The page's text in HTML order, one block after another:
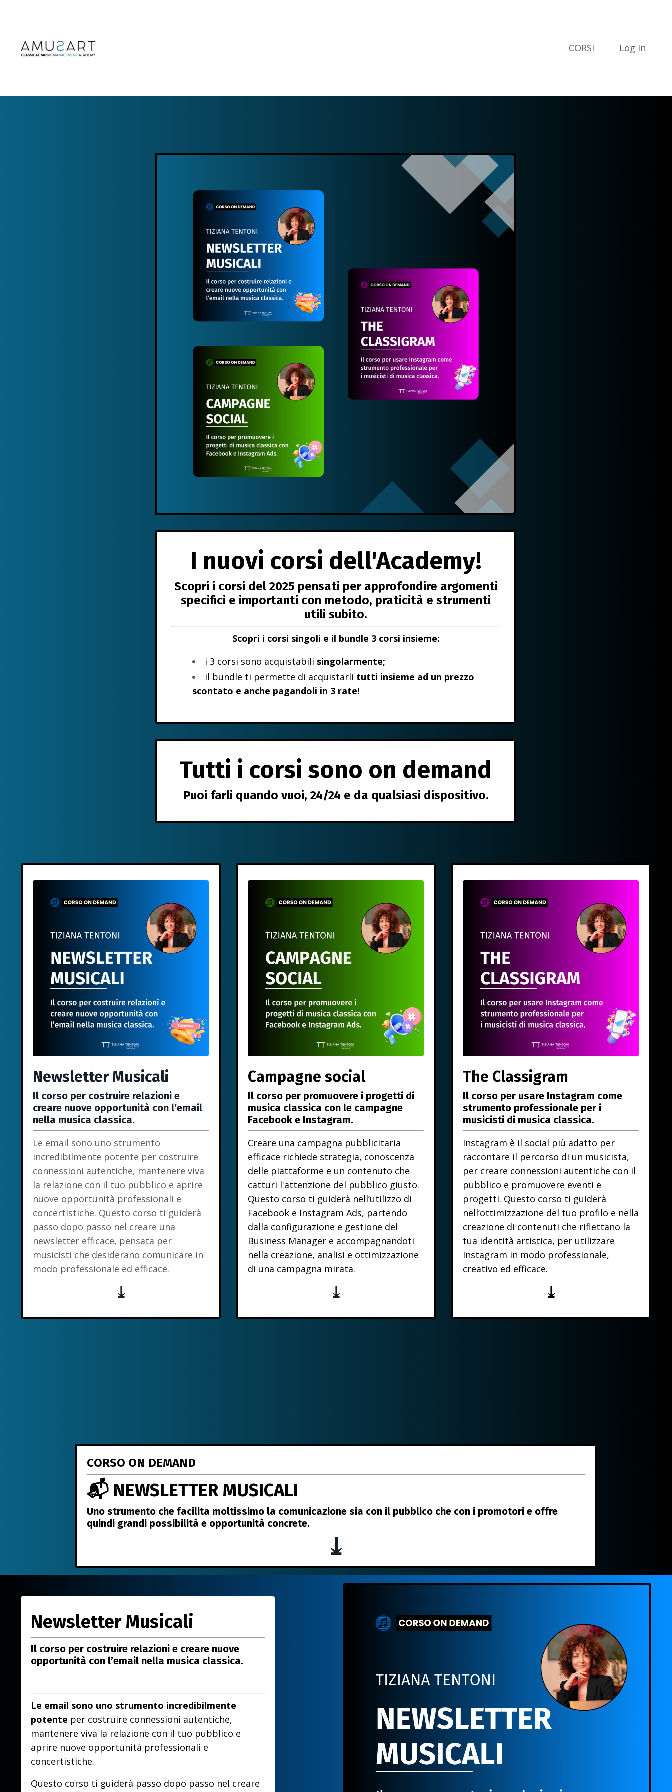
CORSI Log In
I nuovi corsi dell'Academy!
Scopri i corsi del 2025 pensati per approfondire argomenti
specifici e importanti con metodo, praticità e strumenti
utili subito.
Scopri i corsi singoli e il bundle 3 corsi insieme:
i 3 corsi sono acquistabili singolarmente;
il bundle ti permette di acquistarli tutti insieme ad un prezzo
scontato e anche pagandoli in 3 rate!
Tutti i corsi sono on demand
Puoi farli quando vuoi, 24/24 e da qualsiasi dispositivo.
Newsletter Musicali
Il corso per costruire relazioni e
creare nuove opportunità con l’email
nella musica classica.
Le email sono uno strumento
incredibilmente potente per costruire
connessioni autentiche, mantenere viva
la relazione con il tuo pubblico e aprire
nuove opportunità professionali e
concertistiche. Questo corso ti guiderà
passo dopo passo nel creare una
newsletter efficace, pensata per
musicisti che desiderano comunicare in
modo professionale ed efficace.
⤓
Campagne social
Il corso per promuovere i progetti di
musica classica con le campagne
Facebook e Instagram.
Creare una campagna pubblicitaria
efficace richiede strategia, conoscenza
delle piattaforme e un contenuto che
catturi l'attenzione del pubblico giusto.
Questo corso ti guiderà nell’utilizzo di
Facebook e Instagram Ads, partendo
dalla configurazione e gestione del
Business Manager e accompagnandoti
nella creazione, analisi e ottimizzazione
di una campagna mirata.
⤓
The Classigram
Il corso per usare Instagram come
strumento professionale per i
musicisti di musica classica.
Instagram è il social più adatto per
raccontare il percorso di un musicista,
per creare connessioni autentiche con il
pubblico e promuovere eventi e
progetti. Questo corso ti guiderà
nell’ottimizzazione del tuo profilo e nella
creazione di contenuti che riflettano la
tua identità artistica, per utilizzare
Instagram in modo professionale,
creativo ed efficace.
⤓
CORSO ON DEMAND
📬 NEWSLETTER MUSICALI
Uno strumento che facilita moltissimo la comunicazione sia con il pubblico che con i promotori e offre
quindi grandi possibilità e opportunità concrete.
⤓
Newsletter Musicali
Il corso per costruire relazioni e creare nuove
opportunità con l’email nella musica classica.
Le email sono uno strumento incredibilmente
potente per costruire connessioni autentiche,
mantenere viva la relazione con il tuo pubblico e
aprire nuove opportunità professionali e
concertistiche.
Questo corso ti guiderà passo dopo passo nel creare